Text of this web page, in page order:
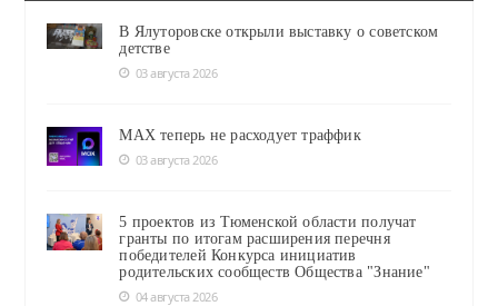
В Ялуторовске открыли выставку о советском
детстве
03 августа 2026
MAX теперь не расходует траффик
03 августа 2026
5 проектов из Тюменской области получат
гранты по итогам расширения перечня
победителей Конкурса инициатив
родительских сообществ Общества "Знание"
04 августа 2026